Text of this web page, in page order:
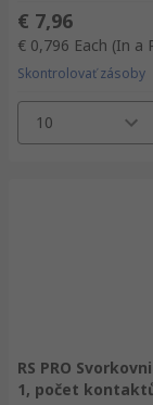
€ 7,96
€ 0,796 Each (In a
Skontrolovať zásoby
10
RS PRO
1, počet